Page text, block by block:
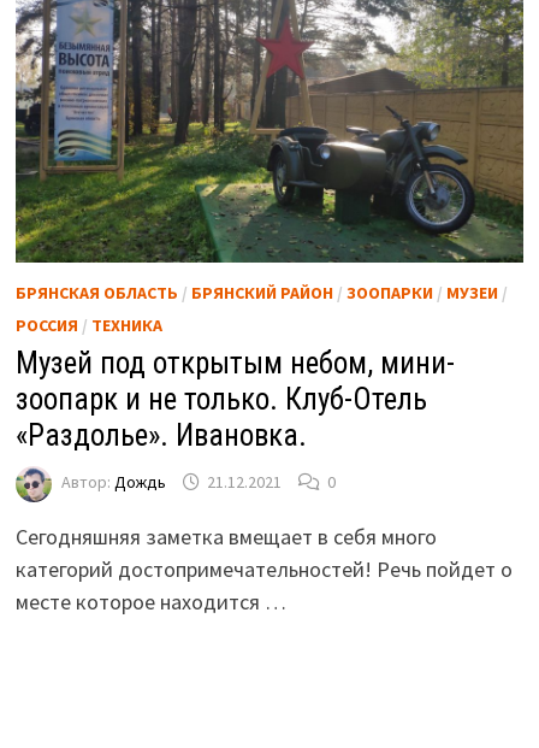
БРЯНСКАЯ ОБЛАСТЬ / БРЯНСКИЙ РАЙОН/ ЗООПАРКИ/ МУЗЕИ/
РОССИЯ / ТЕХНИКА
Музей под открытым небом, мини-
зоопарк и не только. Клуб-Отель
«Раздолье». Ивановка.
Автор: Дождь 21.12.2021 0
Сегодняшняя заметка вмещает в себя много
категорий достопримечательностей! Речь пойдет о
месте которое находится …